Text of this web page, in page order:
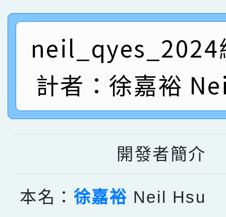
名
賀！本校阿巴斯O蜜、
倩參加桃園市科展 國
名 指導老師王老師、
賀！本校四年二班張O
園市英語競賽國小朗讀
指導老師林老師
賀！本校參加桃園市中
賽 劉文瑛教師榮獲教
臺灣台語-第二名
賀！本校參與2026世
市賽榮獲科學小創客佳
neil_qyes_2024
計者：徐嘉裕
開發者簡介
本名： 徐嘉裕 Neil Hsu